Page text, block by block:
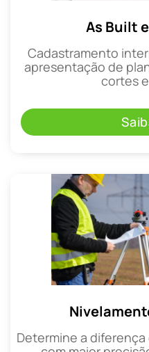
As Built
Cadastramento
apresentação de
cortes
Determine a